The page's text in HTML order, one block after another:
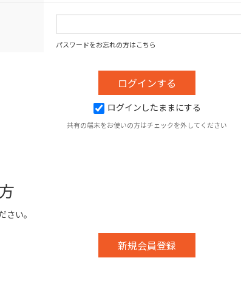
パスワードをお忘れの方はこちら
ログインしたままにする
共有の端末をお使いの方はチェックを外してください
い。